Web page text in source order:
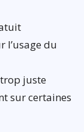
l’usage du
juste
sur certaines